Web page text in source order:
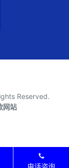
Reserved.
网站
电话咨询